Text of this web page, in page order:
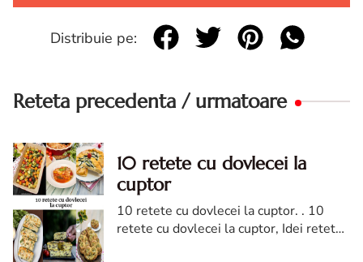
Distribuie pe:
Reteta precedenta / urmatoare
10 retete cu dovlecei la
cuptor
10 retete cu dovlecei la cuptor. . 10
retete cu dovlecei la cuptor, Idei retete